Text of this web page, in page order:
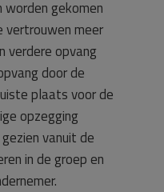
worden gekomen
vertrouwen meer
verdere opvang
door de
plaats voor de
opzegging
vanuit de
in de groep en